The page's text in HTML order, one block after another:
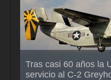
Tras casi 60 años la
servicio al C-2
Air France-KLM
Mallet como nuevo
para América Latina